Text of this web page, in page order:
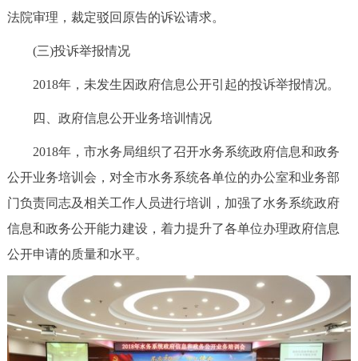
法院审理，裁定驳回原告的诉讼请求。
(三)投诉举报情况
2018年，未发生因政府信息公开引起的投诉举报情况。
四、政府信息公开业务培训情况
2018年，市水务局组织了召开水务系统政府信息和政务
公开业务培训会，对全市水务系统各单位的办公室和业务部
门负责同志及相关工作人员进行培训，加强了水务系统政府
信息和政务公开能力建设，着力提升了各单位办理政府信息
公开申请的质量和水平。